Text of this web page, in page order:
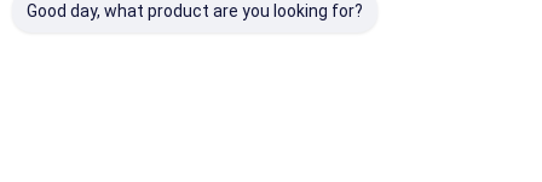
Good day, what product are you looking for?